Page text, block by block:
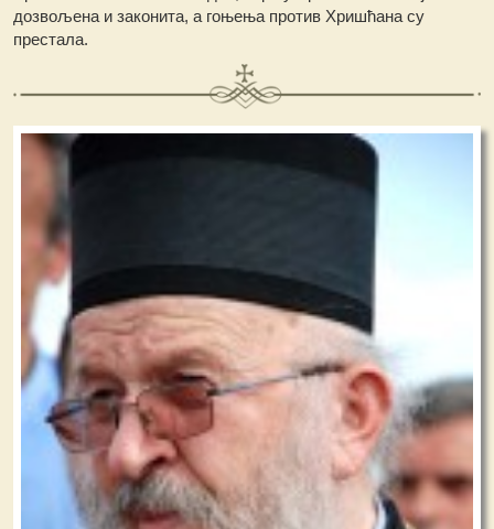
дозвољена и законита, а гоњења против Хришћана су
престала.